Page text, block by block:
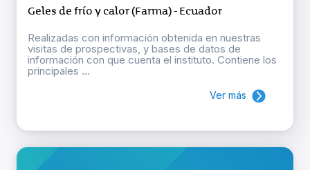
Geles de frío y calor (Farma) - Ecuador
Realizadas con información obtenida en nuestras
visitas de prospectivas, y bases de datos de
información con que cuenta el instituto. Contiene los
principales ...
Ver más